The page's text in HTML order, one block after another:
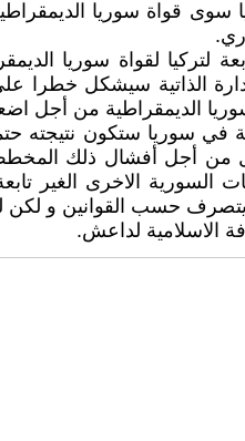
لتركيا لقواة سوريا
الذاتية سيشكل خطرا
الديمقراطية من أجل
سوريا ستكون نتيجته حتما
من أجل أفشال ذلك
السورية الاخرى الغير
حسب القوانين و لكن
الاسلامية لداعش.